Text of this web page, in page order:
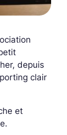
depuis
clair
et